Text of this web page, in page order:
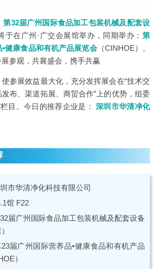
第32届广州国际食品加工包装机械及配套设
于在广州·广交会展馆举办，同期举办：第
健康食品和有机产品展览会（CINHOE）
。
参观，共襄盛会，携手共赢
参展效益最大化，充分发挥展会在“技术交
布、渠道拓展、商贸合作”上的优势，组委
栏目。今日的推荐企业是：深圳市华清净化
市华清净化科技有限公司
馆 F22
届广州国际食品加工包装机械及配套设备
届广州国际营养品•健康食品和有机产品
）